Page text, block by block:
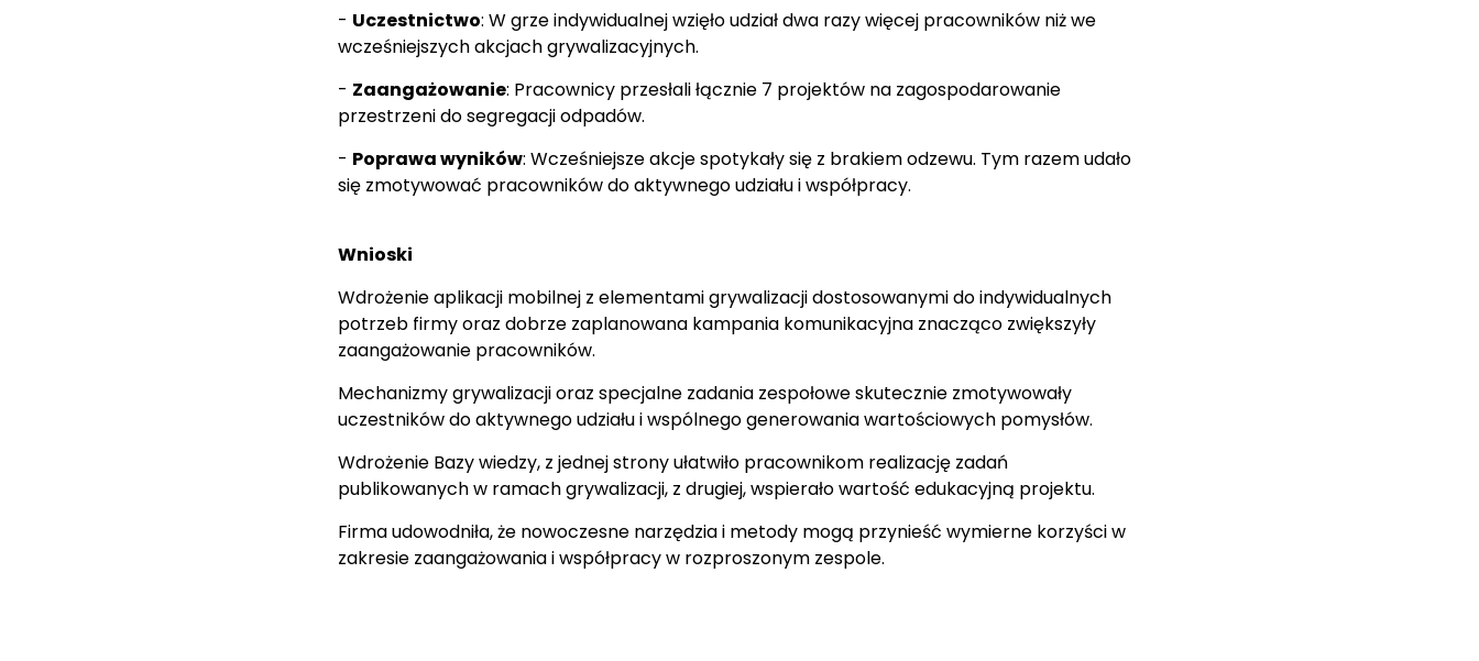
- Uczestnictwo: W grze indywidualnej wzięło udział dwa razy więcej pracowników niż we
wcześniejszych akcjach grywalizacyjnych.
- Zaangażowanie: Pracownicy przesłali łącznie 7 projektów na zagospodarowanie
przestrzeni do segregacji odpadów.
- Poprawawyników: Wcześniejsze akcje spotykały się z brakiem odzewu. Tym razem udało
się zmotywować pracowników do aktywnego udziału i współpracy.
Wnioski
Wdrożenie aplikacji mobilnej z elementami grywalizacji dostosowanymi do indywidualnych
potrzeb firmy oraz dobrze zaplanowana kampania komunikacyjna znacząco zwiększyły
zaangażowanie pracowników.
Mechanizmy grywalizacji oraz specjalne zadania zespołowe skutecznie zmotywowały
uczestników do aktywnego udziału i wspólnego generowania wartościowych pomysłów.
Wdrożenie Bazy wiedzy, z jednej strony ułatwiło pracownikom realizację zadań
publikowanych w ramach grywalizacji, z drugiej, wspierało wartość edukacyjną projektu.
Firma udowodniła, że nowoczesne narzędzia i metody mogą przynieść wymierne korzyści w
zakresie zaangażowania i współpracy w rozproszonym zespole.